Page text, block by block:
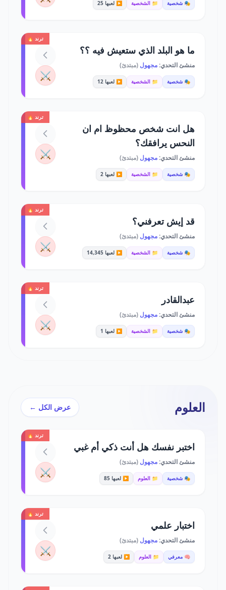
🎭 شخصية 📁 الشخصية ▶️ لعبها 25
ترند 🔥
ما هو البلد الذي ستعيش فيه ؟؟
منشئ التحدي:مجهول (مبتدئ)
🎭 شخصية 📁 الشخصية ▶️ لعبها 12 ⚔️
ترند 🔥
هل انت شخص محظوظ ام ان
النحس يرافقك؟
منشئ التحدي:مجهول (مبتدئ)
🎭 شخصية 📁 الشخصية ▶️ لعبها 2
⚔️
ترند 🔥
قد إيش تعرفني؟
منشئ التحدي:مجهول (مبتدئ)
🎭 شخصية 📁 الشخصية ▶️ لعبها 14,345 ⚔️
ترند 🔥
عبدالقادر
منشئ التحدي:مجهول (مبتدئ)
🎭 شخصية 📁 الشخصية ▶️ لعبها 1 ⚔️
العلوم عرض الكل ←
ترند 🔥
اختبر نفسك هل أنت ذكي أم غبي
منشئ التحدي:مجهول (مبتدئ)
🎭 شخصية 📁 العلوم ▶️ لعبها 85 ⚔️
ترند 🔥
اختبار علمي
منشئ التحدي:مجهول (مبتدئ)
🧠 معرفي 📁 العلوم ▶️ لعبها 2 ⚔️